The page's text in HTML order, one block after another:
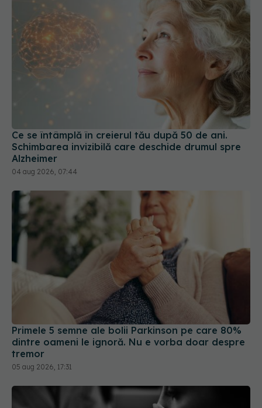
Ce se întâmplă în creierul tău după 50 de ani.
Schimbarea invizibilă care deschide drumul spre
04 aug 2026, 07:44
Primele 5 semne ale bolii Parkinson pe care 80%
dintre oameni le ignoră. Nu e vorba doar despre
05 aug 2026, 17:31